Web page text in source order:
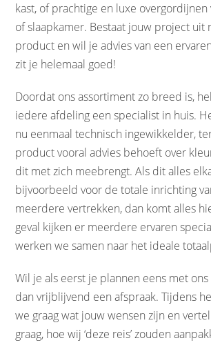
kast, of prachtige en luxe
of slaapkamer. Bestaat jouw project uit
product en wil je advies van een
zit je helemaal goed!
Doordat ons assortiment zo breed is,
iedere afdeling een specialist in huis.
nu eenmaal technisch ingewikkelder,
product vooral advies behoeft over
dit met zich meebrengt. Als dit alles
bijvoorbeeld voor de totale inrichting
meerdere vertrekken, dan komt alles
geval kijken er meerdere ervaren
werken we samen naar het ideale
Wil je als eerst je plannen eens met
dan vrijblijvend een afspraak. Tijdens
we graag wat jouw wensen zijn en
graag, hoe wij ‘deze reis’ zouden